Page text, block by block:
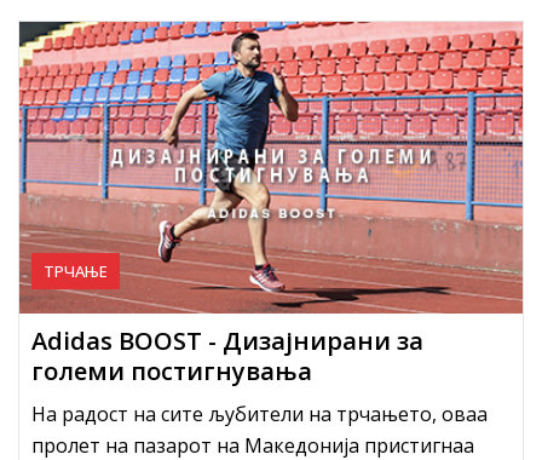
ТРЧАЊЕ
Adidas BOOST - Дизајнирани за
големи постигнувања
На радост на сите љубители на трчањето, оваа
пролет на пазарот на Македонија пристигнаа